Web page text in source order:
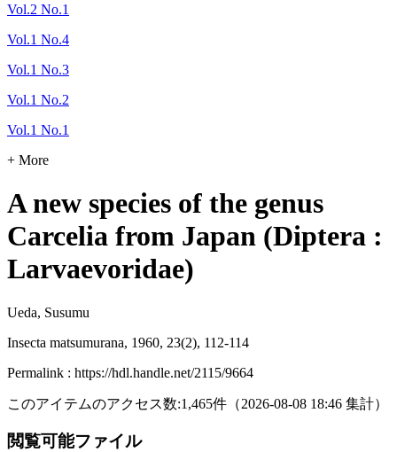
Vol.2 No.1
Vol.1 No.4
Vol.1 No.3
Vol.1 No.2
Vol.1 No.1
+ More
A new species of the genus
Carcelia from Japan (Diptera :
Larvaevoridae)
Ueda, Susumu
Insecta matsumurana, 1960, 23(2), 112-114
Permalink : https://hdl.handle.net/2115/9664
このアイテムのアクセス数:1,465件 （2026-08-08 18:46 集計）
閲覧可能ファイル